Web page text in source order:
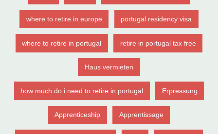
where to retire in europe portugal residency visa
where to retire in portugal retire in portugal tax free
Haus vermieten
how much do i need to retire in portugal Erpressung
Apprenticeship Apprentissage